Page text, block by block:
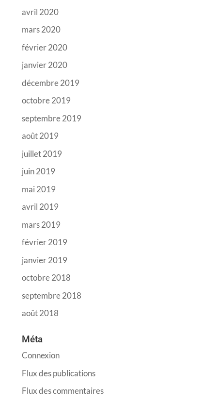
avril 2020
mars 2020
février 2020
janvier 2020
décembre 2019
octobre 2019
septembre 2019
août 2019
juillet 2019
juin 2019
mai 2019
avril 2019
mars 2019
février 2019
janvier 2019
octobre 2018
septembre 2018
août 2018
Méta
Connexion
Flux des publications
Flux des commentaires